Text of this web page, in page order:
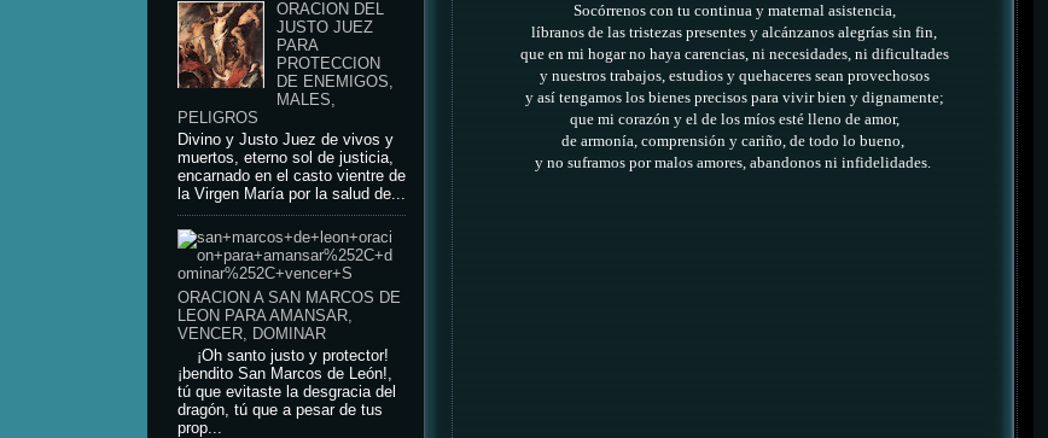
ORACION DEL
JUSTO JUEZ
PARA
PROTECCION
DE ENEMIGOS,
MALES,
PELIGROS
Divino y Justo Juez de vivos y
muertos, eterno sol de justicia,
encarnado en el casto vientre de
la Virgen María por la salud de...
ORACION A SAN MARCOS DE
LEON PARA AMANSAR,
VENCER, DOMINAR
¡Oh santo justo y protector!
¡bendito San Marcos de León!,
tú que evitaste la desgracia del
dragón, tú que a pesar de tus
prop...
Socórrenos con tu continua y maternal asistencia,
líbranos de las tristezas presentes y alcánzanos alegrías sin fin,
que en mi hogar no haya carencias, ni necesidades, ni dificultades
y nuestros trabajos, estudios y quehaceres sean provechosos
y así tengamos los bienes precisos para vivir bien y dignamente;
que mi corazón y el de los míos esté lleno de amor,
de armonía, comprensión y cariño, de todo lo bueno,
y no suframos por malos amores, abandonos ni infidelidades.